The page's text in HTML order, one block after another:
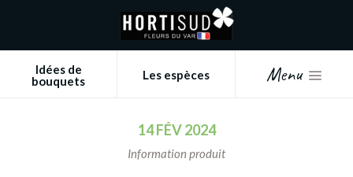
Idées de
bouquets
Les espèces Menu
14 FÉV 2024
Information produit